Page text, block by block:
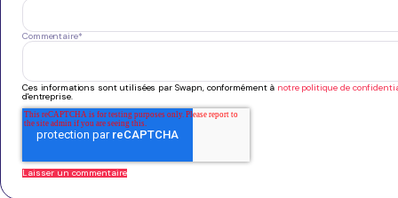
Commentaire*
Ces informations sont utilisées par Swapn, conformément à notre politique de
d'entreprise.